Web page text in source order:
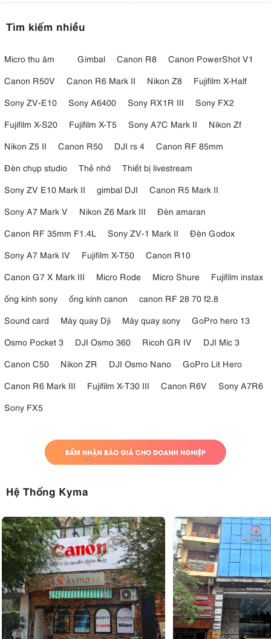
Tìm kiếm nhiều
Micro thu âm Gimbal Canon R8
Canon PowerShot V1
Canon R50V
Canon R6 Mark II Nikon Z8
Fujifilm X-Half
Sony ZV-E10
Sony A6400 Sony RX1R III
Sony FX2
Fujifilm X-S20
Fujifilm X-T5 Sony A7C Mark II
Nikon Zf
Nikon Z5 II
Canon R50 DJI rs 4
Canon RF 85mm
Đèn chụp studio
Thẻ nhớ
Thiết bị livestream
Sony ZV E10 Mark II
gimbal DJI
Canon R5 Mark II
Sony A7 Mark V
Nikon Z6 Mark III
Đèn amaran
Canon RF 35mm F1.4L
Sony ZV-1 Mark II
Đèn Godox
Sony A7 Mark IV
Fujifilm X-T50
Canon R10
Canon G7 X Mark III
Micro Rode Micro Shure
Fujifilm instax
ống kính sony
ống kính canon
canon RF 28 70 f2.8
Sound card
Máy quay Dji Máy quay sony
GoPro hero 13
Osmo Pocket 3
DJI Osmo 360 Ricoh GR IV
DJI Mic 3
Canon C50
Nikon ZR DJI Osmo Nano
GoPro Lit Hero
Canon R6 Mark III
Fujifilm X-T30 III Canon R6V
Sony A7R6
Sony FX5
Hệ Thống Kyma